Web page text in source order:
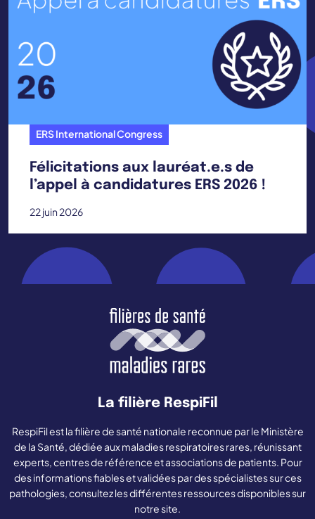
ERS International Congress
Félicitations aux lauréat.e.s de
l’appel à candidatures ERS 2026 !
22 juin 2026
La filière RespiFil
RespiFil est la filière de santé nationale reconnue par le Ministère
de la Santé, dédiée aux maladies respiratoires rares, réunissant
experts, centres de référence et associations de patients. Pour
des informations fiables et validées par des spécialistes sur ces
pathologies, consultez les différentes ressources disponibles sur
notre site.